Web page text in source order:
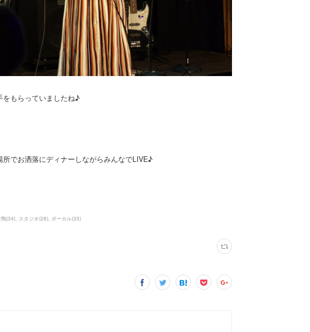
をもらっていましたね♪
でお洒落にディナーしながらみんなでLIVE♪
(34) スタジオ(28) ボーカル(35)